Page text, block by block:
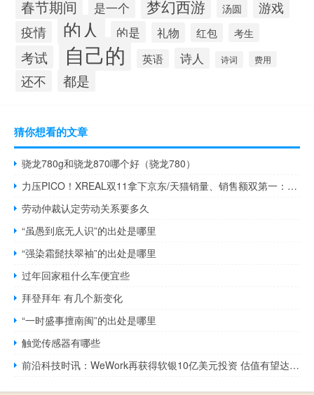
春节期间 是一个 梦幻西游 汤圆
游戏
疫情
的人 的是 礼物 红包 考生
考试 自己的 英语 诗人 诗词 费用
还不 都是
猜你想看的文章
骁龙780g和骁龙870哪个好（骁龙780）
力压PICO！XREAL双11拿下京东/天猫销量、销售额双第一：XR行业天花板
劳动仲裁认定劳动关系要多久
“虽愚到底无人识”的出处是哪里
“强染霜髭扶翠袖”的出处是哪里
过年回家租什么车便宜些
拜登拜年 有几个新变化
“一时盛事擅南闽”的出处是哪里
触觉传感器有哪些
前沿科技时讯：WeWork再获得软银10亿美元投资 估值有望达420亿美元